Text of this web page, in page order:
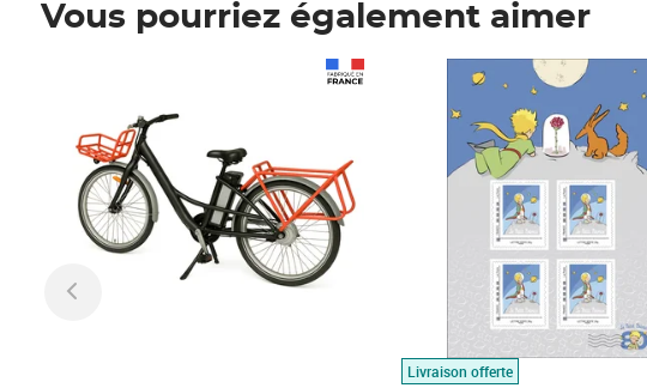
Vous pourriez également aimer
Livraison offerte
Prix 7,50€